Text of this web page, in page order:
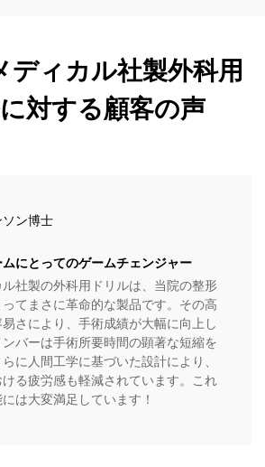
ディカル社製外科用
対する顧客の声
ン博士
にとってのゲームチェンジャー
社製の外科用ドリルは、当院の整形
てまさに革命的な製品です。その高
さにより、手術成績が大幅に向上し
バーは手術所要時間の顕著な短縮を
に人間工学に基づいた設計により、
る疲労感も軽減されています。これ
は大変満足しています！